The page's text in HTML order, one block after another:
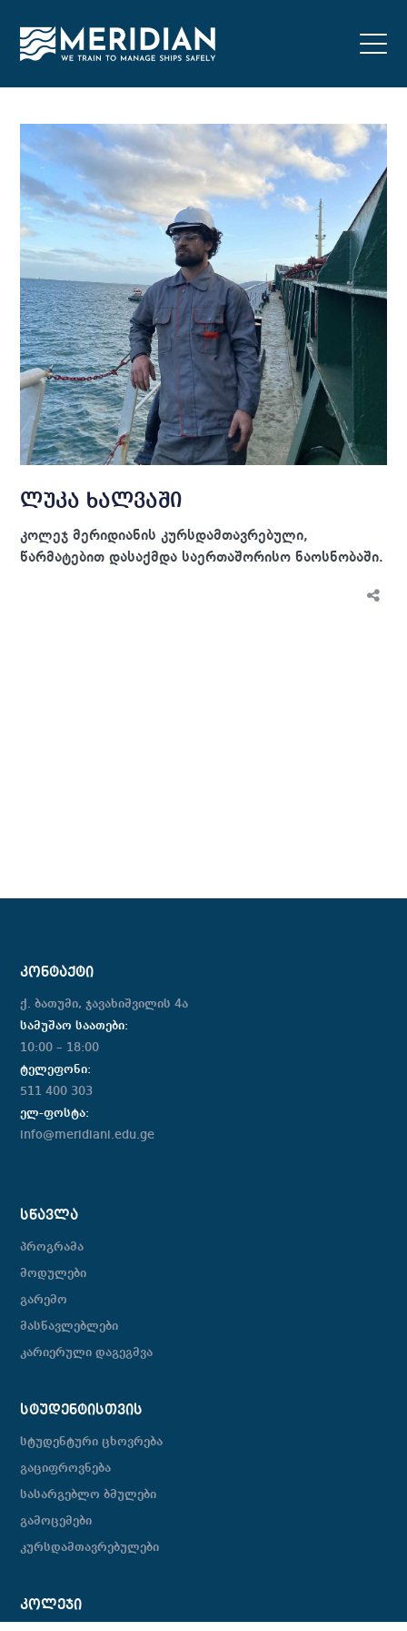
ლუკა ხალვაში
კოლეჯ მერიდიანის კურსდამთავრებული,
წარმატებით დასაქმდა საერთაშორისო ნაოსნობაში.
ᲙᲝᲜᲢᲐᲥᲢᲘ
ქ. ბათუმი, ჯავახიშვილის 4ა
სამუშაო საათები:
10:00 – 18:00
ტელეფონი:
511 400 303
ელ-ფოსტა:
info@meridiani.edu.ge
ᲡᲬᲐᲕᲚᲐ
პროგრამა
მოდულები
გარემო
მასწავლებლები
კარიერული დაგეგმვა
ᲡᲢᲣᲓᲔᲜᲢᲘᲡᲗᲕᲘᲡ
სტუდენტური ცხოვრება
გაციფროვნება
სასარგებლო ბმულები
გამოცემები
კურსდამთავრებულები
ᲙᲝᲚᲔᲯᲘ